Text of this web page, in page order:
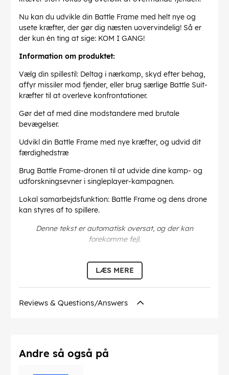
Nu kan du udvikle din Battle Frame med helt nye og
usete kræfter, der gør dig næsten uovervindelig! Så er
der kun én ting at sige: KOM I GANG!
Information om produktet:
Vælg din spillestil: Deltag i nærkamp, skyd efter behag,
affyr missiler mod fjender, eller brug særlige Battle Suit-
kræfter til at overleve konfrontationer.
Gør det af med dine modstandere med brutale
bevægelser.
Udvikl din Battle Frame med nye kræfter, og udvid dit
færdighedstræ
Brug Battle Frame-dronen til at udvide dine kamp- og
udforskningsevner i singleplayer-kampagnen.
Lokal samarbejdsfunktion: Battle Frame og dens drone
kan styres af to spillere.
Denne tekst er automatisk oversat, og der kan
forekomme fejl.
5060522098454
LÆS MERE
Reviews & Questions/Answers
Andre så også på